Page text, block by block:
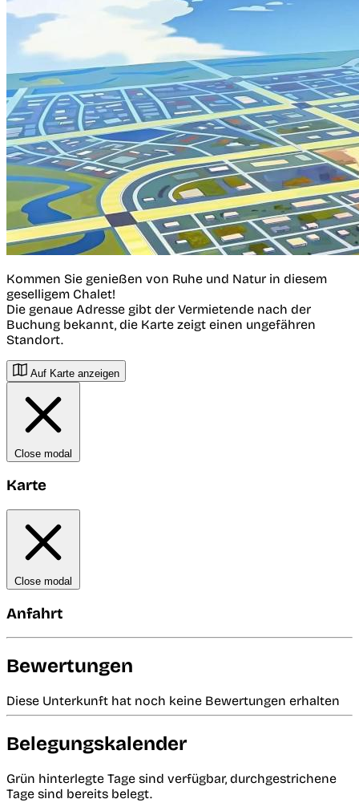
Kommen Sie genießen von Ruhe und Natur in diesem
geselligem Chalet!
Die genaue Adresse gibt der Vermietende nach der
Buchung bekannt, die Karte zeigt einen ungefähren
Standort.
Auf Karte anzeigen
Close modal
Karte
Close modal
Anfahrt
Bewertungen
Diese Unterkunft hat noch keine Bewertungen erhalten
Belegungskalender
Grün hinterlegte Tage sind verfügbar, durchgestrichene
Tage sind bereits belegt.